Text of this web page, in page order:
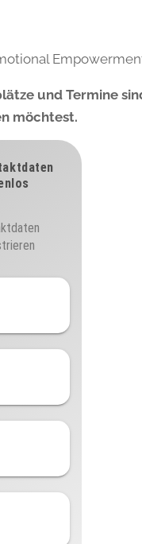
und Termine
möchtest.